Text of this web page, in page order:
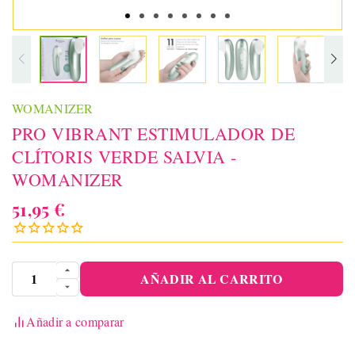
WOMANIZER
PRO VIBRANT ESTIMULADOR DE
CLÍTORIS VERDE SALVIA -
WOMANIZER
51,95 €
AÑADIR AL CARRITO
Añadir a comparar